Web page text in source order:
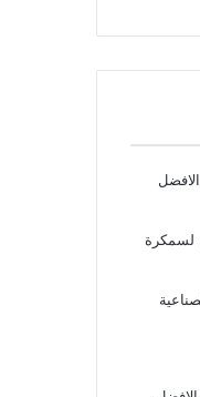
لسمكرة